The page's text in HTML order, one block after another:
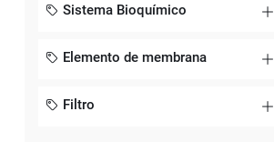
Sistema Bioquímico
Elemento de membrana
Filtro